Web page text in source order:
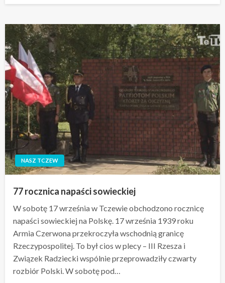
NASZ TCZEW
77 rocznica napaści sowieckiej
W sobotę 17 września w Tczewie obchodzono rocznicę
napaści sowieckiej na Polskę. 17 września 1939 roku
Armia Czerwona przekroczyła wschodnią granicę
Rzeczypospolitej. To był cios w plecy – III Rzesza i
Związek Radziecki wspólnie przeprowadziły czwarty
rozbiór Polski. W sobotę pod…